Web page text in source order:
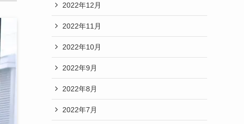
2022年12月
2022年11月
2022年10月
2022年9月
2022年8月
2022年7月